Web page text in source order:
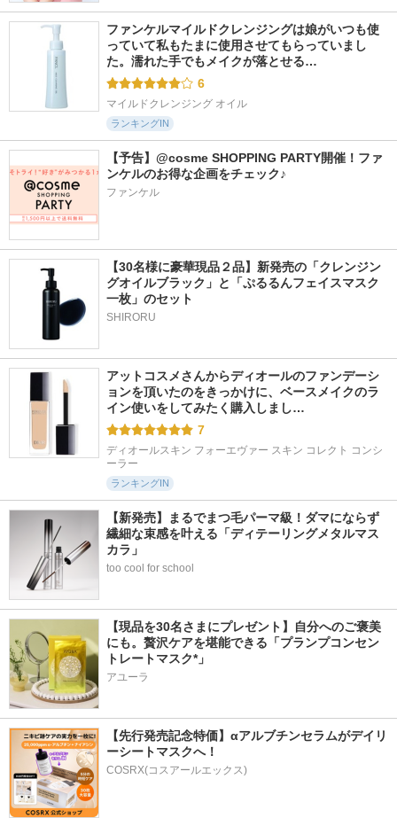
ミノンUVマイルド
FAS KANEBO
ファンケルマイルドクレンジングは娘がいつも使
っていて私もたまに使用させてもらっていまし
た。濡れた手でもメイクが落とせる…
6
マイルドクレンジング オイル
ランキングIN
【予告】@cosme SHOPPING PARTY開催！ファ
ンケルのお得な企画をチェック♪
ファンケル
【30名様に豪華現品２品】新発売の「クレンジン
グオイルブラック」と「ぷるるんフェイスマスク
一枚」のセット
SHIRORU
アットコスメさんからディオールのファンデーシ
ョンを頂いたのをきっかけに、ベースメイクのラ
イン使いをしてみたく購入しまし…
7
ディオールスキン フォーエヴァー スキン コレクト コンシ
ーラー
ランキングIN
【新発売】まるでまつ毛パーマ級！ダマにならず
繊細な束感を叶える「ディテーリングメタルマス
カラ」
too cool for school
【現品を30名さまにプレゼント】自分へのご褒美
にも。贅沢ケアを堪能できる「プランプコンセン
トレートマスク*」
アユーラ
【先行発売記念特価】αアルブチンセラムがデイリ
ーシートマスクへ！
COSRX(コスアールエックス)